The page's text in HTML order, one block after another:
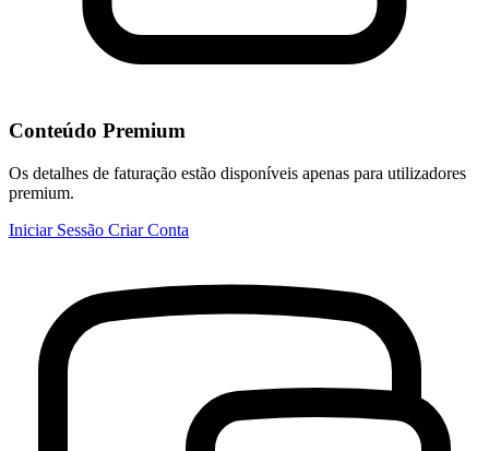
Conteúdo Premium
Os detalhes de faturação estão disponíveis apenas para utilizadores
premium.
Iniciar Sessão Criar Conta